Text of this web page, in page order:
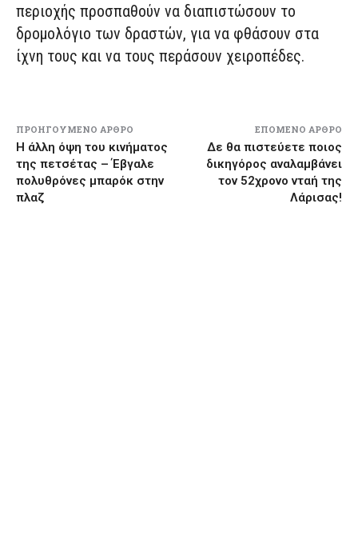
περιοχής προσπαθούν να διαπιστώσουν το
δρομολόγιο των δραστών, για να φθάσουν στα
ίχνη τους και να τους περάσουν χειροπέδες.
ΠΡΟΗΓΟΎΜΕΝΟ ΆΡΘΡΟ
Η άλλη όψη του κινήματος
της πετσέτας – Έβγαλε
πολυθρόνες μπαρόκ στην
πλαζ
ΕΠΌΜΕΝΟ ΆΡΘΡΟ
Δε θα πιστεύετε ποιος
δικηγόρος αναλαμβάνει
τον 52χρονο νταή της
Λάρισας!